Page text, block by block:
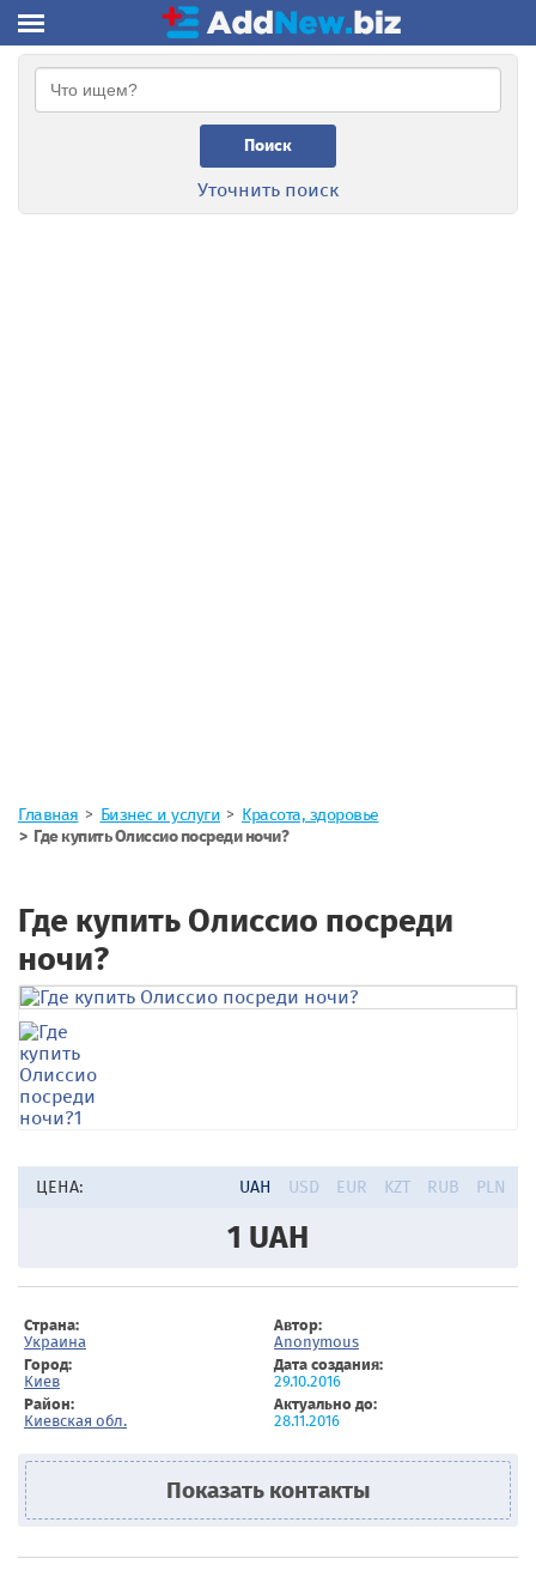
Поиск
Уточнить поиск
Главная Бизнес и услуги
Красота, здоровье
Где купить Олиссио посреди ночи?
Где купить Олиссио посреди
ночи?
ЦЕНА: UAH USD EUR KZT RUB PLN
1 UAH
Страна:
Украина
Автор:
Anonymous
Город:
Киев
Дата создания:
29.10.2016
Район:
Киевская обл.
Актуально до:
28.11.2016
Показать контакты